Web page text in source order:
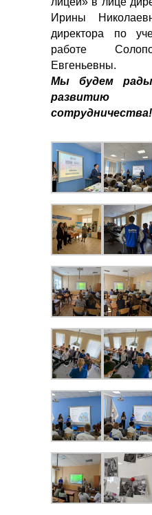
Ирины
директора по
работе
Евгеньевны.
Мы будем
сотрудничества!